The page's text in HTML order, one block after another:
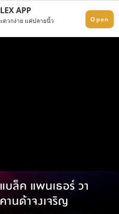
แบล็ค แพนเธอร์ วา
คานด้าจงเจริญ